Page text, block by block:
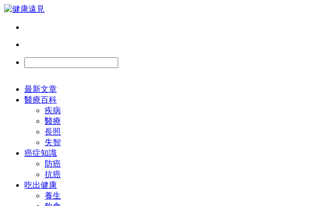
最新文章
醫療百科
疾病
醫療
長照
失智
癌症知識
防癌
抗癌
吃出健康
養生